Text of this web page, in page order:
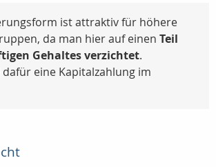
ist attraktiv für höhere
da man hier auf einen Teil
Gehaltes verzichtet.
eine Kapitalzahlung im